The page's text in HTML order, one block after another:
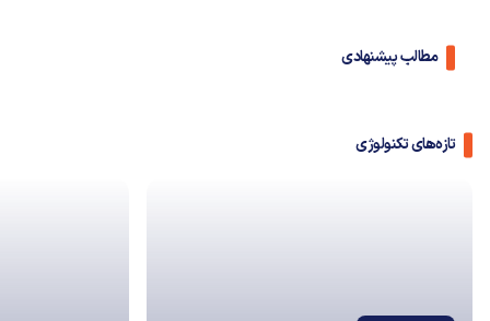
مطالب پیشنهادی
تازه‌های تکنولوژی